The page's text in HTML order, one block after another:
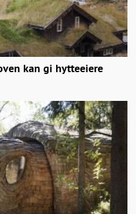
kan gi hytteeiere